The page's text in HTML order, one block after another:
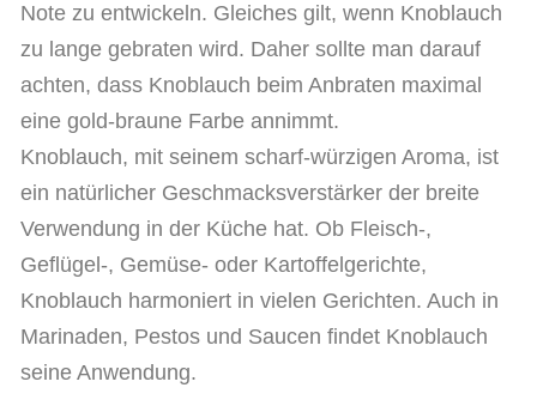
Note zu entwickeln. Gleiches gilt, wenn Knoblauch
zu lange gebraten wird. Daher sollte man darauf
achten, dass Knoblauch beim Anbraten maximal
eine gold-braune Farbe annimmt.
Knoblauch, mit seinem scharf-würzigen Aroma, ist
ein natürlicher Geschmacksverstärker der breite
Verwendung in der Küche hat. Ob Fleisch-,
Geflügel-, Gemüse- oder Kartoffelgerichte,
Knoblauch harmoniert in vielen Gerichten. Auch in
Marinaden, Pestos und Saucen findet Knoblauch
seine Anwendung.